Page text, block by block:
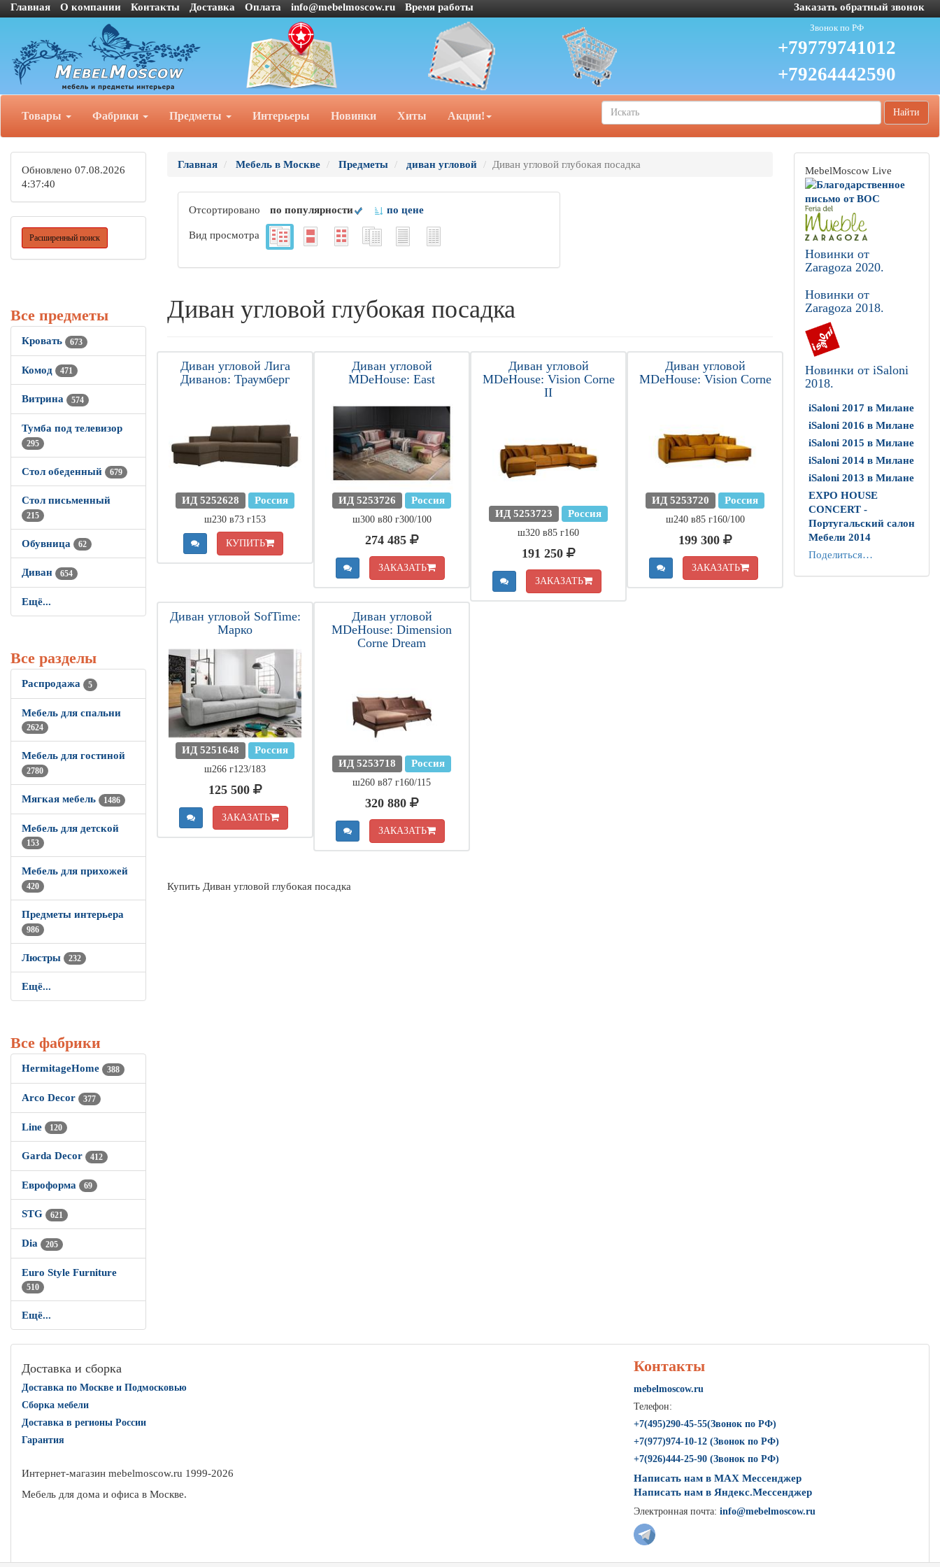
Главная О компании Контакты Доставка Оплата info@mebelmoscow.ru Время работы Заказать обратный звонок
Звонок по РФ
+79779741012
+79264442590
Товары Фабрики Предметы Интерьеры Новинки Хиты Акции! Найти
Обновлено 07.08.2026
4:37:40
Расширенный поиск
Все предметы
Кровать 673
Комод 471
Витрина 574
Тумба под телевизор
295
Стол обеденный 679
Стол письменный
215
Обувница 62
Диван 654
Ещё...
Все разделы
Распродажа 5
Мебель для спальни
2624
Мебель для гостиной
2780
Мягкая мебель 1486
Мебель для детской
153
Мебель для прихожей
420
Предметы интерьера
986
Люстры 232
Ещё...
Все фабрики
HermitageHome 388
Arco Decor 377
Line 120
Garda Decor 412
Евроформа 69
STG 621
Dia 205
Euro Style Furniture
510
Ещё...
Главная Мебель в Москве Предметы диван угловой Диван угловой глубокая посадка
Отсортировано по популярности по цене
Вид просмотра
Диван угловой глубокая посадка
Диван угловой Лига
Диванов: Траумберг
ИД 5252628 Россия
ш230 в73 г153
КУПИТЬ
Диван угловой
MDeHouse: East
ИД 5253726 Россия
ш300 в80 г300/100
274 485
ЗАКАЗАТЬ
Диван угловой
MDeHouse: Vision Corne
II
ИД 5253723 Россия
ш320 в85 г160
191 250
ЗАКАЗАТЬ
Диван угловой
MDeHouse: Vision Corne
ИД 5253720 Россия
ш240 в85 г160/100
199 300
ЗАКАЗАТЬ
Диван угловой SofTime:
Марко
ИД 5251648 Россия
ш266 г123/183
125 500
ЗАКАЗАТЬ
Диван угловой
MDeHouse: Dimension
Corne Dream
ИД 5253718 Россия
ш260 в87 г160/115
320 880
ЗАКАЗАТЬ
Купить Диван угловой глубокая посадка
MebelMoscow Live
Новинки от
Zaragoza 2020.
Новинки от
Zaragoza 2018.
Новинки от iSaloni
2018.
iSaloni 2017 в Милане
iSaloni 2016 в Милане
iSaloni 2015 в Милане
iSaloni 2014 в Милане
iSaloni 2013 в Милане
EXPO HOUSE
CONCERT -
Португальский салон
Мебели 2014
Поделиться…
Доставка и сборка
Доставка по Москве и Подмосковью
Сборка мебели
Доставка в регионы России
Гарантия
Интернет-магазин mebelmoscow.ru 1999-2026
Мебель для дома и офиса в Москве.
Контакты
mebelmoscow.ru
Телефон:
+7(495)290-45-55(Звонок по РФ)
+7(977)974-10-12 (Звонок по РФ)
+7(926)444-25-90 (Звонок по РФ)
Написать нам в MAX Мессенджер
Написать нам в Яндекс.Мессенджер
Электронная почта: info@mebelmoscow.ru